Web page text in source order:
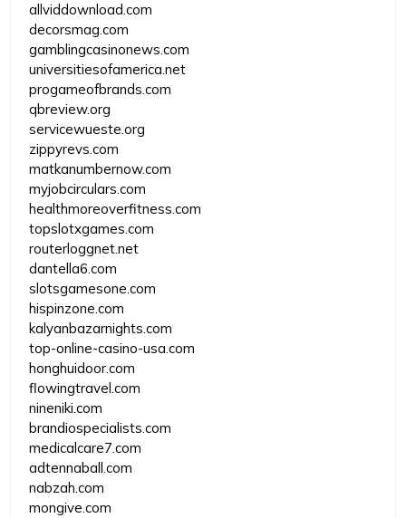
allviddownload.com
decorsmag.com
gamblingcasinonews.com
universitiesofamerica.net
progameofbrands.com
qbreview.org
servicewueste.org
zippyrevs.com
matkanumbernow.com
myjobcirculars.com
healthmoreoverfitness.com
topslotxgames.com
routerloggnet.net
dantella6.com
slotsgamesone.com
hispinzone.com
kalyanbazarnights.com
top-online-casino-usa.com
honghuidoor.com
flowingtravel.com
nineniki.com
brandiospecialists.com
medicalcare7.com
adtennaball.com
nabzah.com
mongive.com